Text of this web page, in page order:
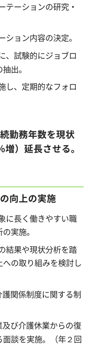
テーションの研究・
ション内容の決定。
、試験的にジョブロ
出。
し、定期的なフォロ
勤務年数を現状
）延長させる。
向上の実施
に長く働きやすい職
実施。
結果や現状分析を踏
への取り組みを検討し
護関係制度に関する制
及び介護休業からの復
談を実施。（年２回